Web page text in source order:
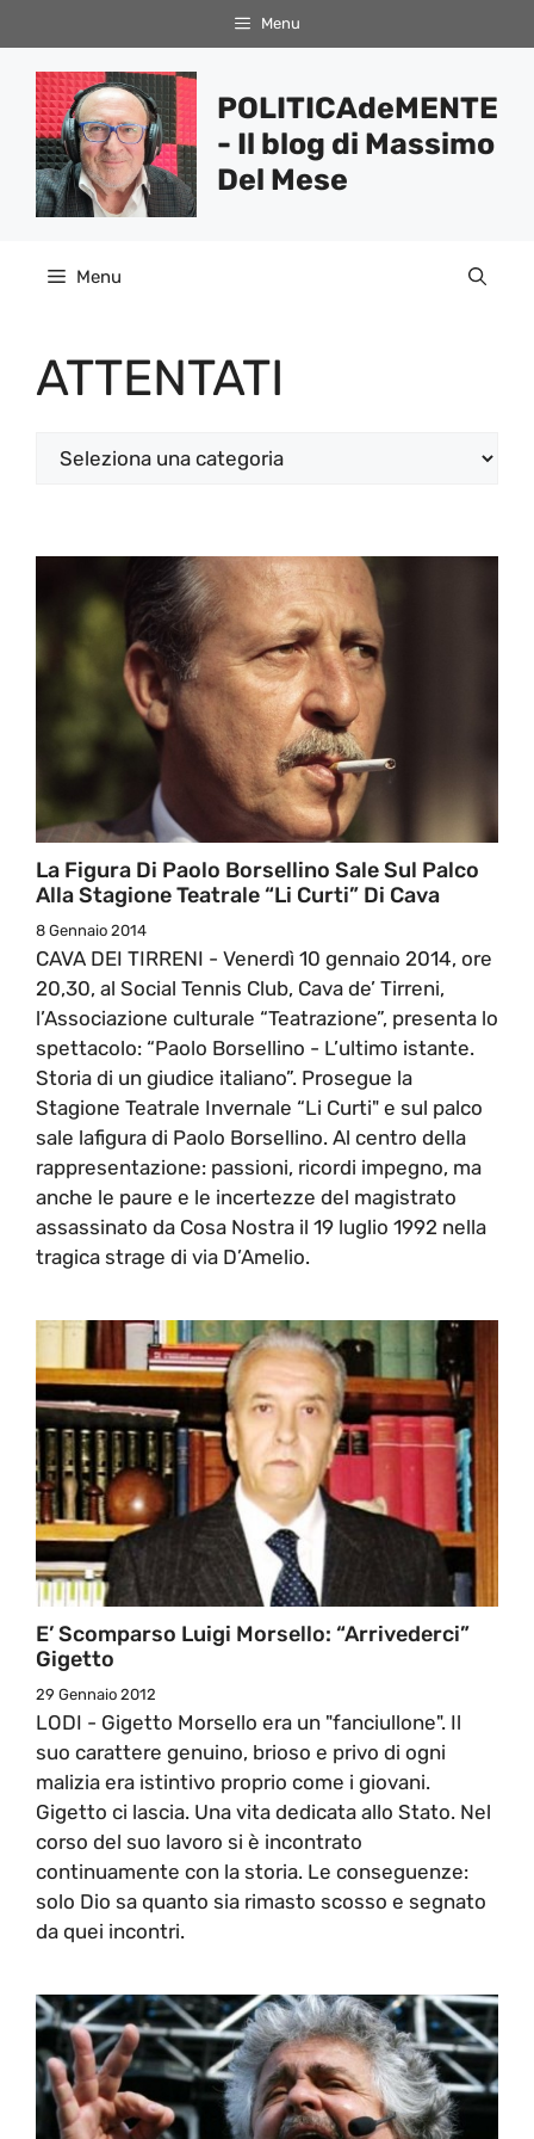
al
contenuto
Menu
POLITICAdeMENTE
- Il blog di Massimo
Del Mese
Menu
ATTENTATI
Categorie
La Figura Di Paolo Borsellino Sale Sul Palco
Alla Stagione Teatrale “Li Curti” Di Cava
8 Gennaio 2014
CAVA DEI TIRRENI - Venerdì 10 gennaio 2014, ore
20,30, al Social Tennis Club, Cava de’ Tirreni,
l’Associazione culturale “Teatrazione”, presenta lo
spettacolo: “Paolo Borsellino - L’ultimo istante.
Storia di un giudice italiano”. Prosegue la
Stagione Teatrale Invernale “Li Curti" e sul palco
sale lafigura di Paolo Borsellino. Al centro della
rappresentazione: passioni, ricordi impegno, ma
anche le paure e le incertezze del magistrato
assassinato da Cosa Nostra il 19 luglio 1992 nella
tragica strage di via D’Amelio.
E’ Scomparso Luigi Morsello: “Arrivederci”
Gigetto
29 Gennaio 2012
LODI - Gigetto Morsello era un "fanciullone". Il
suo carattere genuino, brioso e privo di ogni
malizia era istintivo proprio come i giovani.
Gigetto ci lascia. Una vita dedicata allo Stato. Nel
corso del suo lavoro si è incontrato
continuamente con la storia. Le conseguenze:
solo Dio sa quanto sia rimasto scosso e segnato
da quei incontri.